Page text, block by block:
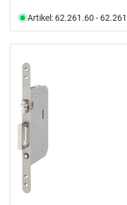
Artikel: 62.261.60 -